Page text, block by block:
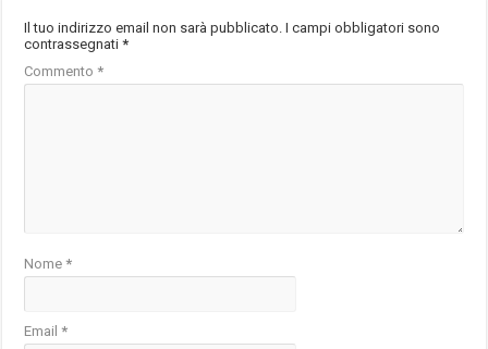
Il tuo indirizzo email non sarà pubblicato. I campi obbligatori sono
contrassegnati*
Commento*
Nome*
Email*